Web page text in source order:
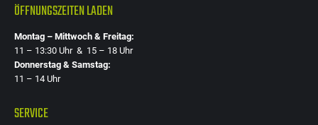
ÖFFNUNGSZEITEN LADEN
Montag – Mittwoch & Freitag:
11 – 13:30 Uhr & 15 – 18 Uhr
Donnerstag & Samstag:
11 – 14 Uhr
SERVICE